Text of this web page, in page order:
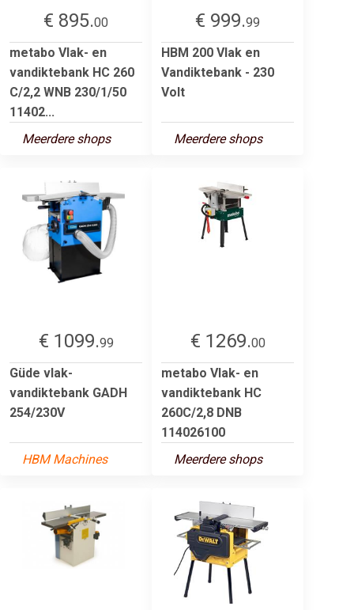
€ 895.00
metabo Vlak- en
vandiktebank HC 260
C/2,2 WNB 230/1/50
11402...
Meerdere shops
€ 999.99
HBM 200 Vlak en
Vandiktebank - 230
Volt
Meerdere shops
€ 1099.99
Güde vlak-
vandiktebank GADH
254/230V
HBM Machines
€ 1269.00
metabo Vlak- en
vandiktebank HC
260C/2,8 DNB
114026100
Meerdere shops